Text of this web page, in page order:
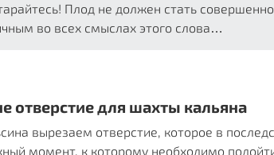
Плод не должен стать
во всех смыслах этого слова…
отверстие для шахты кальяна
вырезаем отверстие, которое в
момент, к которому необходимо